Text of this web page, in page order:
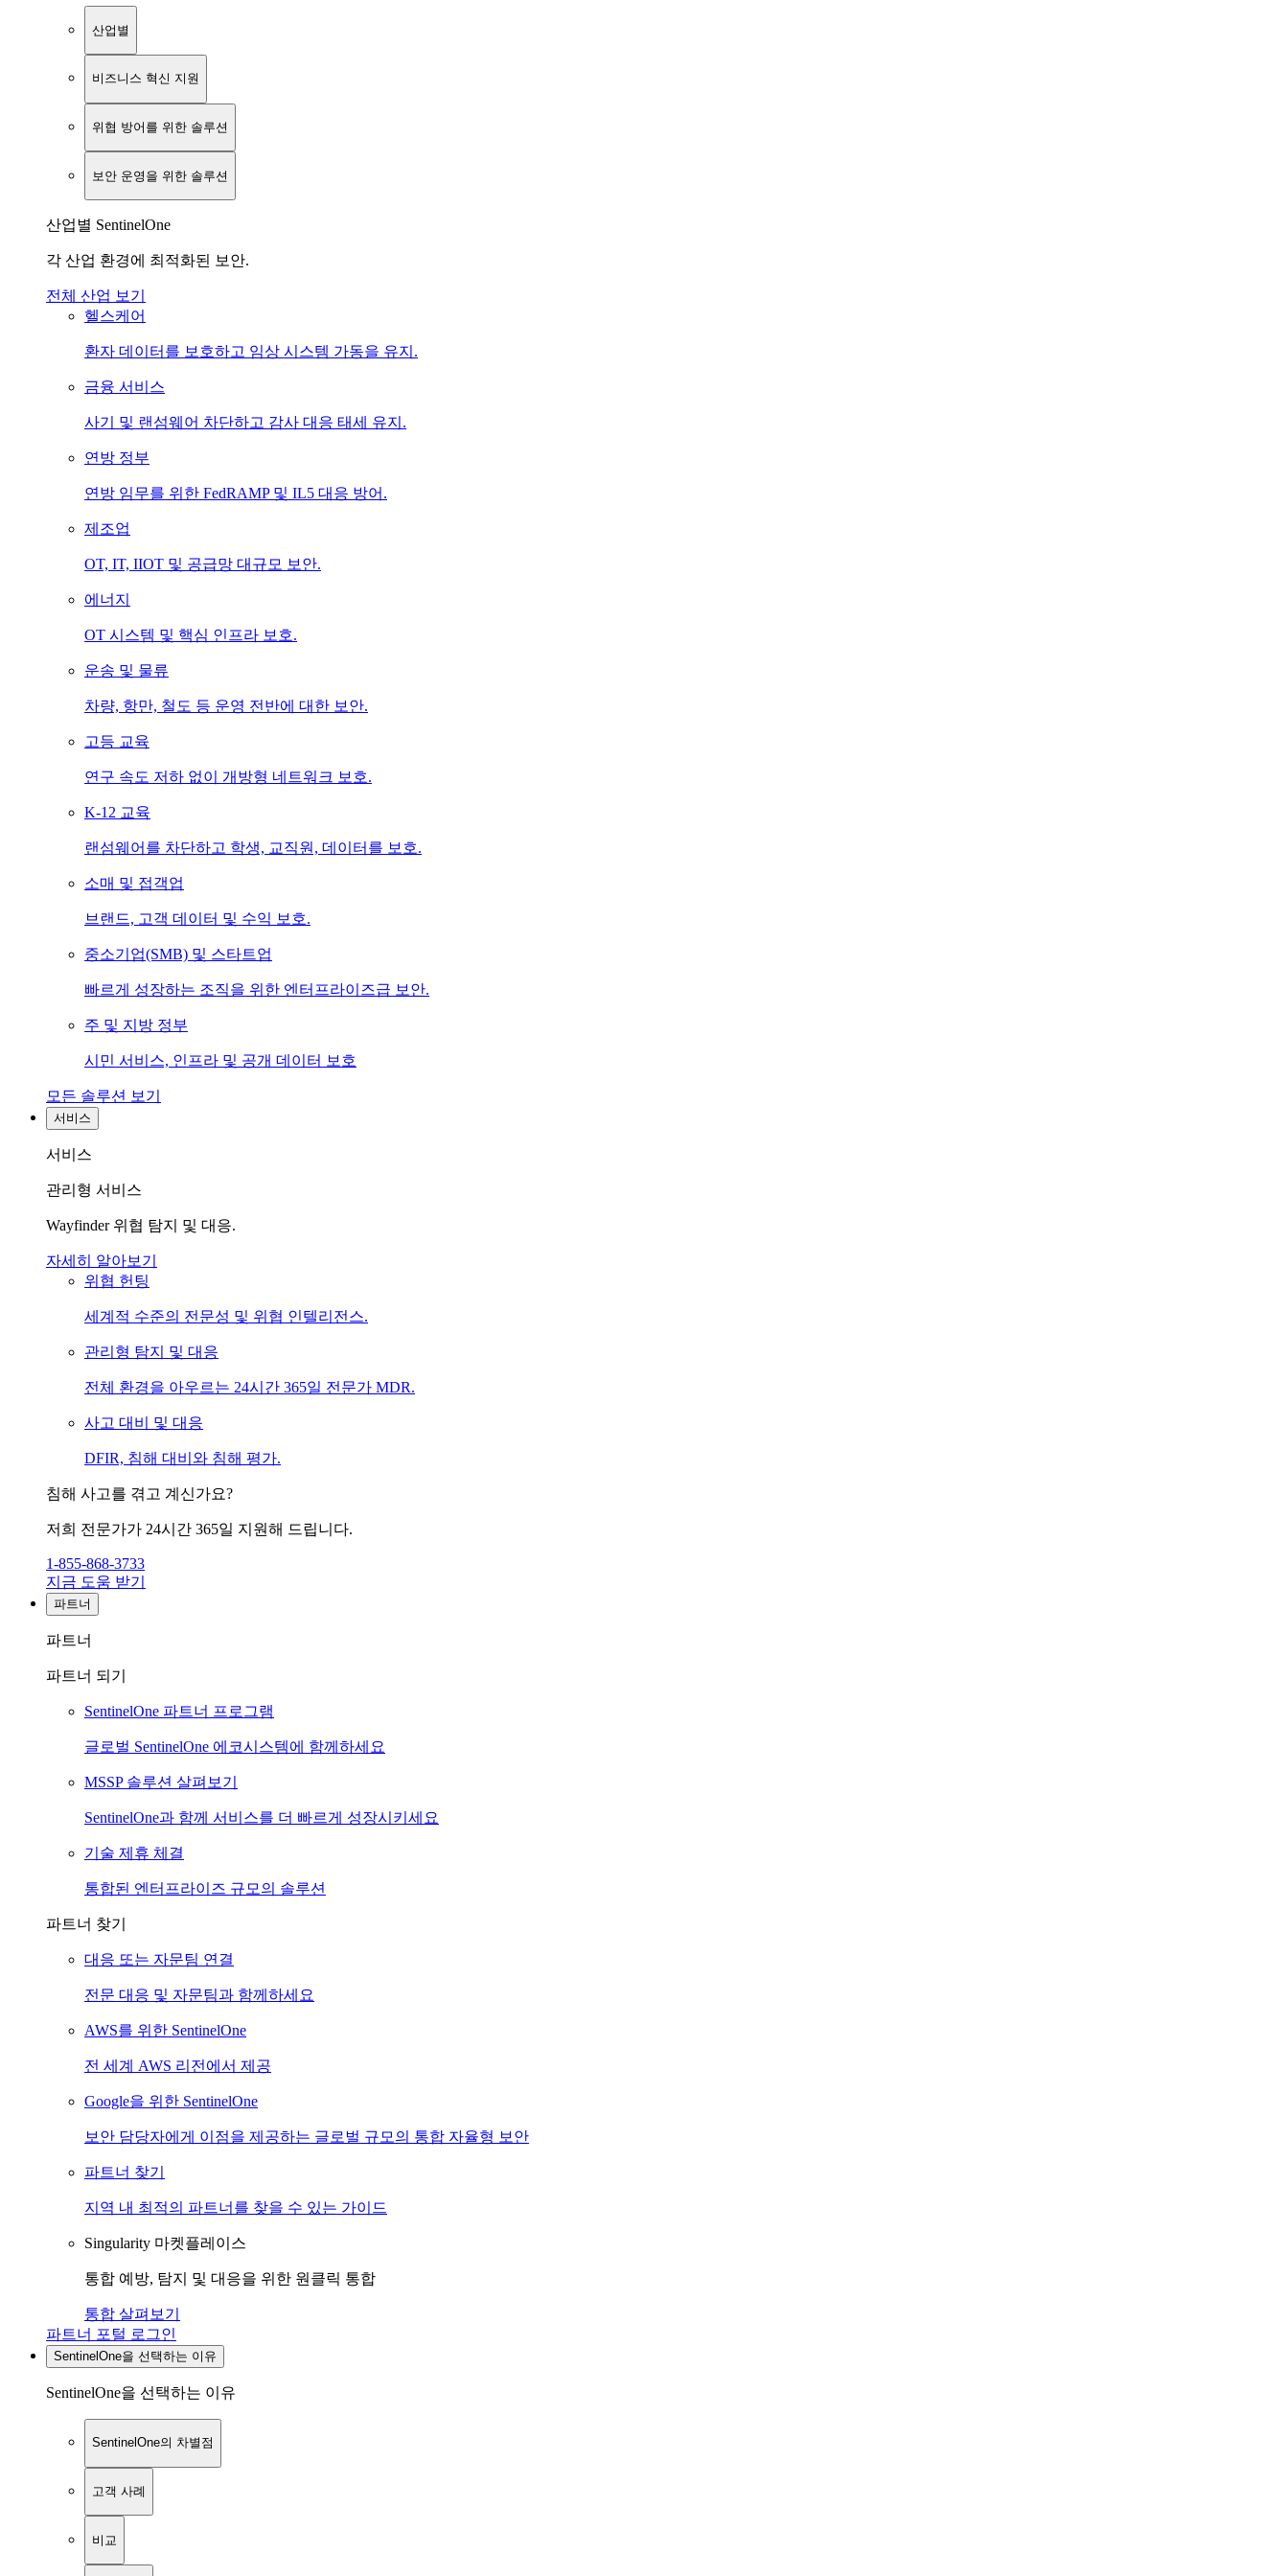
산업별
비즈니스 혁신 지원
위협 방어를 위한 솔루션
보안 운영을 위한 솔루션
산업별 SentinelOne
각 산업 환경에 최적화된 보안.
전체 산업 보기
헬스케어
환자 데이터를 보호하고 임상 시스템 가동을 유지.
금융 서비스
사기 및 랜섬웨어 차단하고 감사 대응 태세 유지.
연방 정부
연방 임무를 위한 FedRAMP 및 IL5 대응 방어.
제조업
OT, IT, IIOT 및 공급망 대규모 보안.
에너지
OT 시스템 및 핵심 인프라 보호.
운송 및 물류
차량, 항만, 철도 등 운영 전반에 대한 보안.
고등 교육
연구 속도 저하 없이 개방형 네트워크 보호.
K-12 교육
랜섬웨어를 차단하고 학생, 교직원, 데이터를 보호.
소매 및 접객업
브랜드, 고객 데이터 및 수익 보호.
중소기업(SMB) 및 스타트업
빠르게 성장하는 조직을 위한 엔터프라이즈급 보안.
주 및 지방 정부
시민 서비스, 인프라 및 공개 데이터 보호
모든 솔루션 보기
서비스
서비스
관리형 서비스
Wayfinder 위협 탐지 및 대응.
자세히 알아보기
위협 헌팅
세계적 수준의 전문성 및 위협 인텔리전스.
관리형 탐지 및 대응
전체 환경을 아우르는 24시간 365일 전문가 MDR.
사고 대비 및 대응
DFIR, 침해 대비와 침해 평가.
침해 사고를 겪고 계신가요?
저희 전문가가 24시간 365일 지원해 드립니다.
1-855-868-3733
지금 도움 받기
파트너
파트너
파트너 되기
SentinelOne 파트너 프로그램
글로벌 SentinelOne 에코시스템에 함께하세요
MSSP 솔루션 살펴보기
SentinelOne과 함께 서비스를 더 빠르게 성장시키세요
기술 제휴 체결
통합된 엔터프라이즈 규모의 솔루션
파트너 찾기
대응 또는 자문팀 연결
전문 대응 및 자문팀과 함께하세요
AWS를 위한 SentinelOne
전 세계 AWS 리전에서 제공
Google을 위한 SentinelOne
보안 담당자에게 이점을 제공하는 글로벌 규모의 통합 자율형 보안
파트너 찾기
지역 내 최적의 파트너를 찾을 수 있는 가이드
Singularity 마켓플레이스
통합 예방, 탐지 및 대응을 위한 원클릭 통합
통합 살펴보기
파트너 포털 로그인
SentinelOne을 선택하는 이유
SentinelOne을 선택하는 이유
SentinelOne의 차별점
고객 사례
비교